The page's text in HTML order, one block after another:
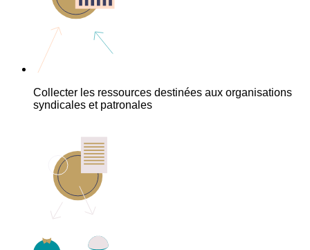
Collecter les ressources destinées aux organisations
syndicales et patronales